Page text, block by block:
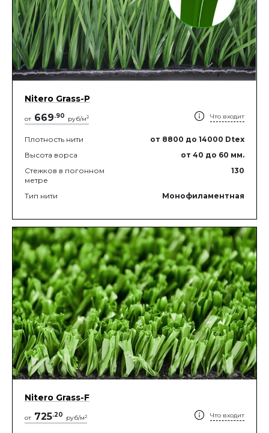
Nitero Grass-P
от 669.90 руб/м2 Что входит
Плотность нити от 8800 до 14000 Dtex
Высота ворса
от 40 до 60 мм.
Стежков в погонном
метре
130
Тип нити Монофиламентная
Nitero Grass-F
от 725.20 руб/м2 Что входит